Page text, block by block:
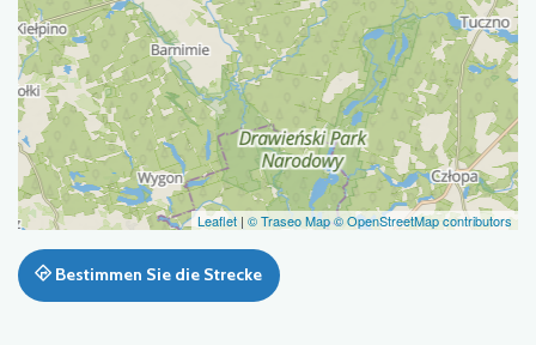
Leaflet | © Traseo Map© OpenStreetMap contributors
Bestimmen Sie die Strecke